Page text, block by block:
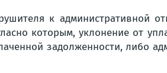
к административной
которым, уклонение от
задолженности, либо